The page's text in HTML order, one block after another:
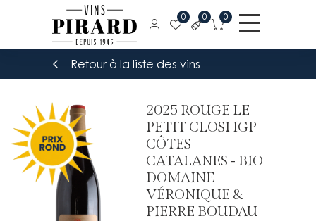
0 0 0
Retour à la liste des vins
2025 ROUGE LE
PETIT CLOSI IGP
CÔTES
CATALANES - BIO
DOMAINE
VÉRONIQUE &
PIERRE BOUDAU